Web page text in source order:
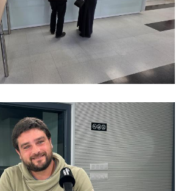
Pels Consells
Comarcals
Al Dia Amb Daniel
De Joventut
Comarcal Del Baix